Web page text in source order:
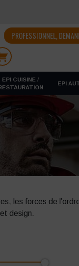
PROFESSIONNEL,
EPI CUISINE /
EPI
les forces de
design.